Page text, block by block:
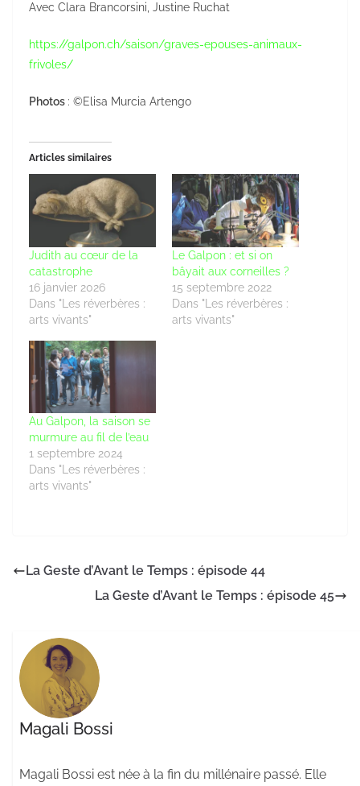
Avec Clara Brancorsini, Justine Ruchat
https://galpon.ch/saison/graves-epouses-animaux-
frivoles/
Photos : ©Elisa Murcia Artengo
Articles similaires
Judith au cœur de la
catastrophe
16 janvier 2026
Dans "Les réverbères :
arts vivants"
Le Galpon : et si on
bâyait aux corneilles ?
15 septembre 2022
Dans "Les réverbères :
arts vivants"
Au Galpon, la saison se
murmure au fil de l’eau
1 septembre 2024
Dans "Les réverbères :
arts vivants"
La Geste d’Avant le Temps : épisode 44
La Geste d’Avant le Temps : épisode 45
Magali Bossi
Magali Bossi est née à la fin du millénaire passé. Elle